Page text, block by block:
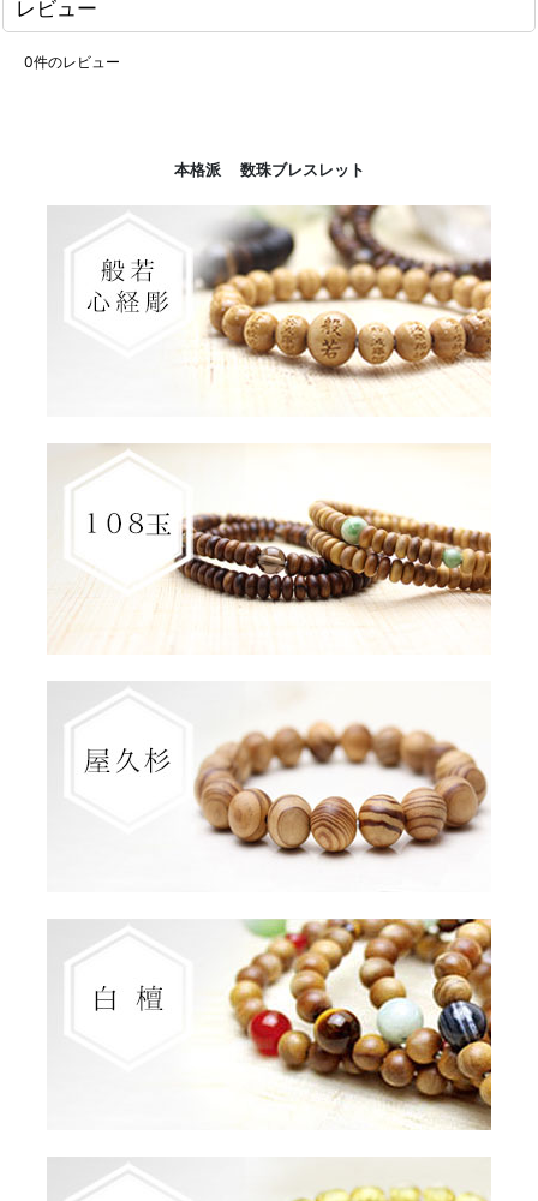
レビュー
0件のレビュー
本格派 数珠ブレスレット